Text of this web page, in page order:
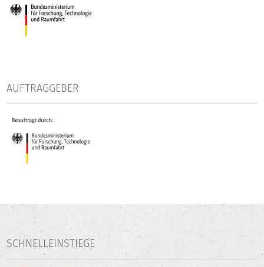
die Entwicklung und Weiterentwicklung eines
AUFTRAGGEBER
SCHNELLEINSTIEGE